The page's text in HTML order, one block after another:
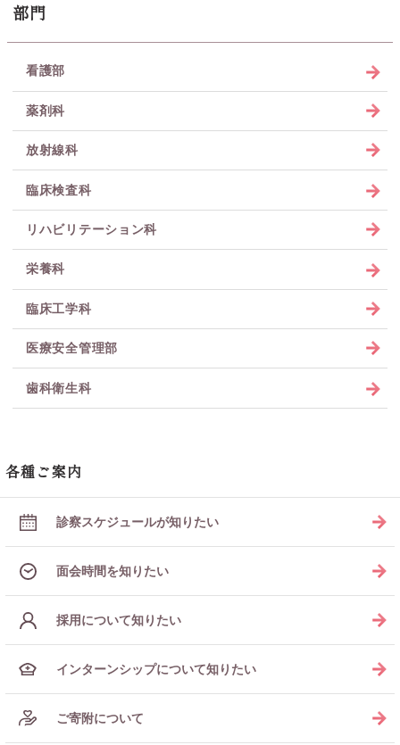
部門
看護部
薬剤科
放射線科
臨床検査科
リハビリテーション科
栄養科
臨床工学科
医療安全管理部
歯科衛生科
各種ご案内
診察スケジュールが知りたい
面会時間を知りたい
採用について知りたい
インターンシップについて知りたい
ご寄附について